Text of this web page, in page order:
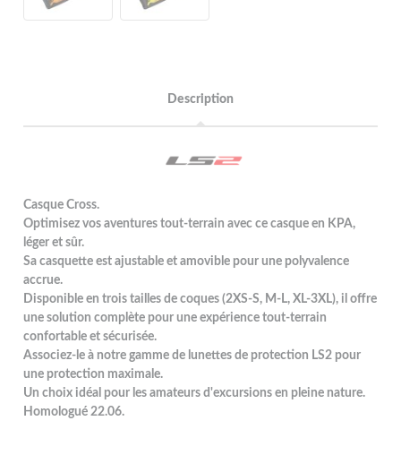
Description
Casque Cross.
Optimisez vos aventures tout-terrain avec ce casque en KPA,
léger et sûr.
Sa casquette est ajustable et amovible pour une polyvalence
accrue.
Disponible en trois tailles de coques (2XS-S, M-L, XL-3XL), il offre
une solution complète pour une expérience tout-terrain
confortable et sécurisée.
Associez-le à notre gamme de lunettes de protection LS2 pour
une protection maximale.
Un choix idéal pour les amateurs d'excursions en pleine nature.
Homologué 22.06.